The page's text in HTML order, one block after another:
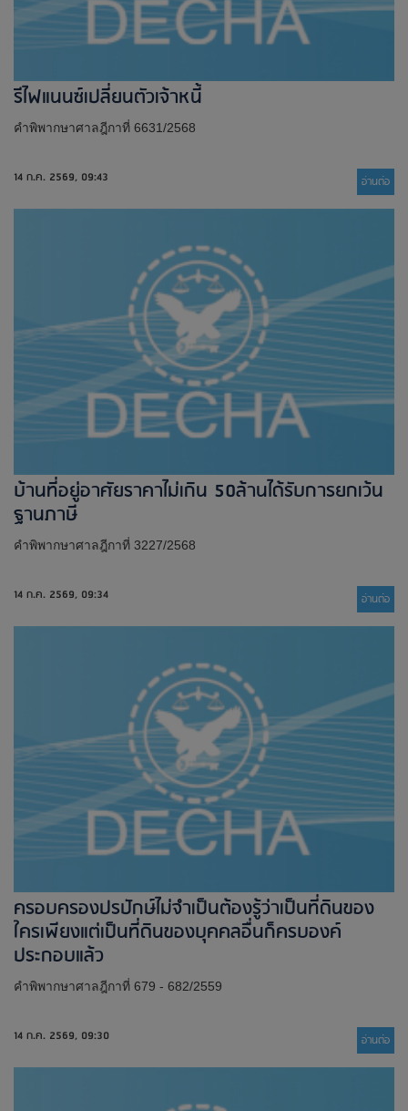
รีไฟแนนซ์เปลี่ยนตัวเจ้าหนี้
คำพิพากษาศาลฎีกาที่ 6631/2568
14 ก.ค. 2569, 09:43 อ่านต่่อ
บ้านที่อยู่อาศัยราคาไม่เกิน 50ล้านได้รับการยกเว้น
ฐานภาษี
คำพิพากษาศาลฎีกาที่ 3227/2568
14 ก.ค. 2569, 09:34 อ่านต่่อ
ครอบครองปรปักษ์ไม่จำเป็นต้องรู้ว่าเป็นที่ดินของ
ใครเพียงแต่เป็นที่ดินของบุคคลอื่นก็ครบองค์
ประกอบแล้ว
คำพิพากษาศาลฎีกาที่ 679 - 682/2559
14 ก.ค. 2569, 09:30 อ่านต่่อ